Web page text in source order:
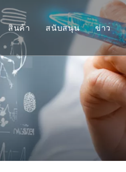
สินค้า
แบบจำลองไพรเมตที่ไม่ใช่มนุษ
โมเดลเนื้อเยื่อมนุษย์และ Ex
การประเมินประสิทธิภาพแบบ
การแพทย์เฉพาะทางและไบโอ
การสนับสนุนการส่ง IND
สนับสนุน
บริการ
ดาวน์โหลด
คำถามที่พบบ่อย
คำรับรองจากลูกค้า
ข่าว